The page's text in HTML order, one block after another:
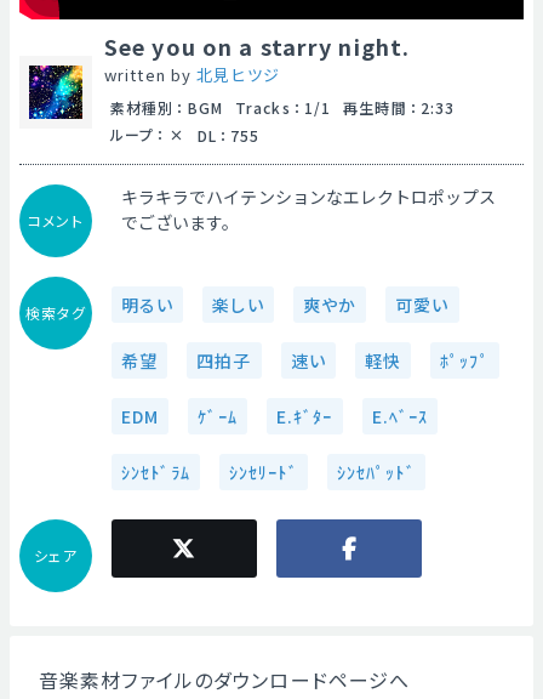
See you on a starry night.
written by北見ヒツジ
素材種別 ： BGM Tracks ： 1/1 再生時間 ： 2:33
ループ ： DL ： 755
コメント
キラキラでハイテンションなエレクトロポップス
でございます。
検索タグ 明るい 楽しい 爽やか 可愛い
希望 四拍子 速い 軽快 ﾎﾟｯﾌﾟ
EDM ｹﾞｰﾑ E.ｷﾞﾀｰ E.ﾍﾞｰｽ
ｼﾝｾﾄﾞﾗﾑ ｼﾝｾﾘｰﾄﾞ ｼﾝｾﾊﾟｯﾄﾞ
シェア
音楽素材ファイルのダウンロードページへ